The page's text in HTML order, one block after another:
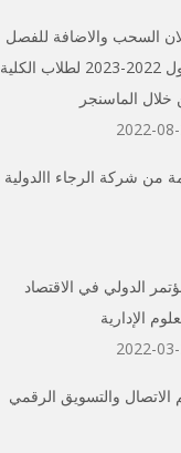
السحب والاضافة للفصل
الاول 2022-2023 لطلاب الكلية
الماسنجر
2022-
من شركة الرجاء االدولية
الدولي في الاقتصاد
الإدارية
2022-
والتسويق الرقمي